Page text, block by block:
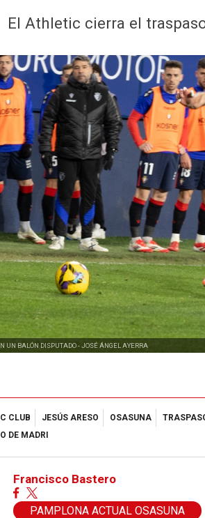
El Athletic cierra el
UN BALÓN DISPUTADO -JOSÉ ÁNGEL AYERRA
CLUB JESÚS ARESO OSASUNA
DE MADRI
Francisco Bastero
PAMPLONA ACTUAL OSASUNA